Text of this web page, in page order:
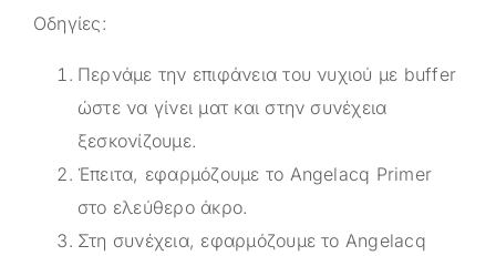
Οδηγίες:
Περνάμε την επιφάνεια του νυχιού με buffer
ώστε να γίνει ματ και στην συνέχεια
ξεσκονίζουμε.
Έπειτα, εφαρμόζουμε το Angelacq Primer
στο ελεύθερο άκρο.
Στη συνέχεια, εφαρμόζουμε το Angelacq